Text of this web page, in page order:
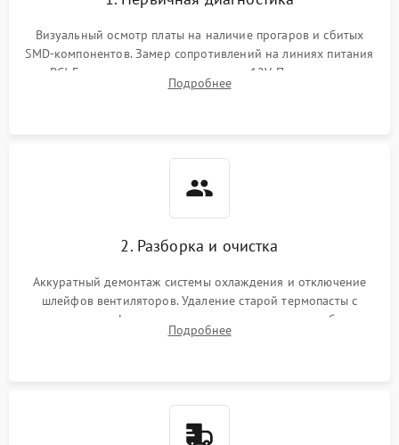
Визуальный осмотр платы на наличие прогаров и сбитых
SMD-компонентов. Замер сопротивлений на линиях питания
PCI-E и дополнительных разъемах 12V. Проверка на
короткое замыкание основных дросселей питания GPU и
Подробнее
2. Разборка и очистка
Аккуратный демонтаж системы охлаждения и отключение
шлейфов вентиляторов. Удаление старой термопасты с
кристалла графического чипа и термопрокладок с банок
памяти и зоны VRM. Очистка платы от пыли и окислов.
Подробнее